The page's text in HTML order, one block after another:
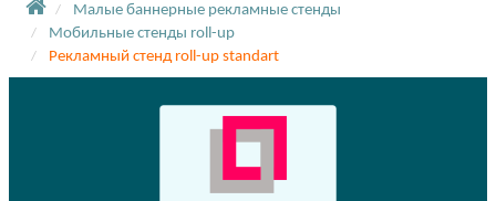
Малые баннерные рекламные стенды
Мобильные стенды roll-up
Рекламный стенд roll-up standart